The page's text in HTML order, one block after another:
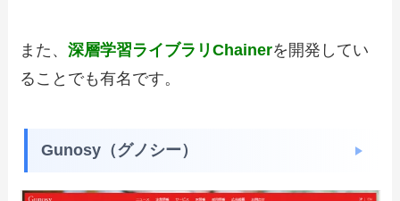
また、深層学習ライブラリChainerを開発してい
ることでも有名です。
Gunosy（グノシー）